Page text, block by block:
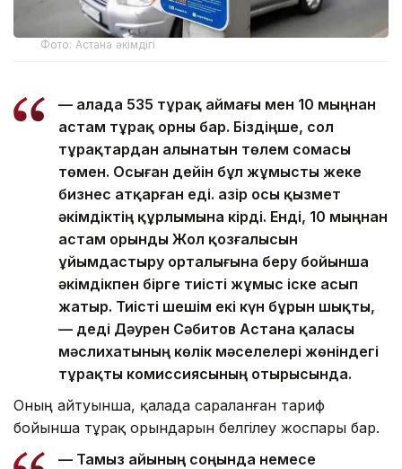
Фото: Астана әкімдігі
— Қалада 535 тұрақ аймағы мен 10 мыңнан
астам тұрақ орны бар. Біздіңше, сол
тұрақтардан алынатын төлем сомасы
төмен. Осыған дейін бұл жұмысты жеке
бизнес атқарған еді. Қазір осы қызмет
әкімдіктің құрлымына кірді. Енді, 10 мыңнан
астам орынды Жол қозғалысын
ұйымдастыру орталығына беру бойынша
әкімдікпен бірге тиісті жұмыс іске асып
жатыр. Тиісті шешім екі күн бұрын шықты,
— деді Дәурен Сәбитов Астана қаласы
мәслихатының көлік мәселелері жөніндегі
тұрақты комиссиясының отырысында.
Оның айтуынша, қалада сараланған тариф
бойынша тұрақ орындарын белгілеу жоспары бар.
— Тамыз айының соңында немесе